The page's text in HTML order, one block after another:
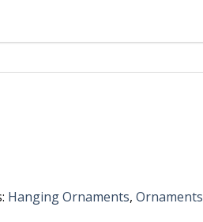
Hanging Ornaments, Ornaments